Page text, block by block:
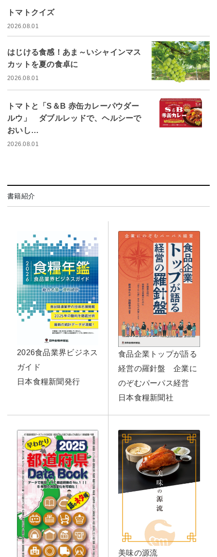
トマトクイズ
2026.08.01
はじける食感！あま～いシャインマス
カットを夏の食卓に
2026.08.01
トマトと「S＆B 赤缶カレーパウダー
ルウ」 ダブルレッドで、ヘルシーで
おいし…
2026.08.01
書籍紹介
2026食品業界ビジネス
ガイド
日本食糧新聞発行
食品企業トップが語る
経営の羅針盤 企業に
のぞむパーパス経営
日本食糧新聞社
美味の源流